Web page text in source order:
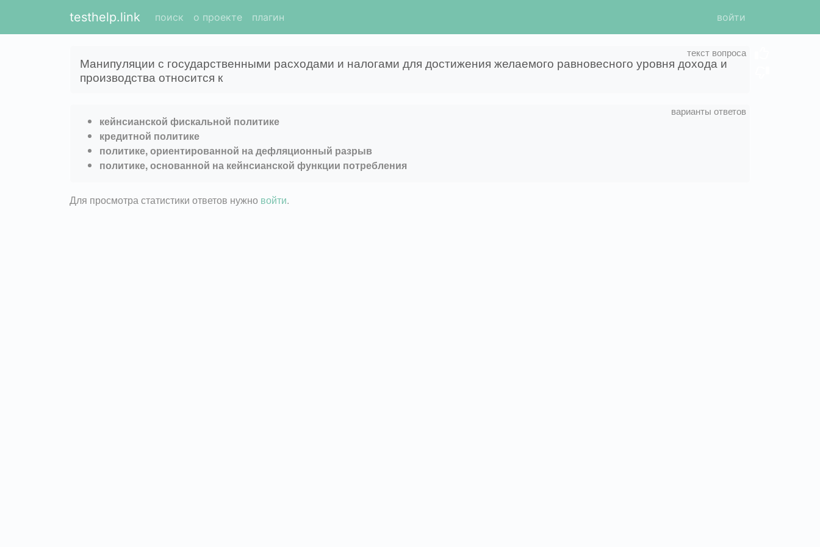
testhelp.link поиск о проекте плагин войти
Манипуляции с государственными расходами и налогами для достижения желаемого равновесного уровня дохода и
производства относится к
кейнсианской фискальной политике
кредитной политике
политике, ориентированной на дефляционный разрыв
политике, основанной на кейнсианской функции потребления
Для просмотра статистики ответов нужно войти.